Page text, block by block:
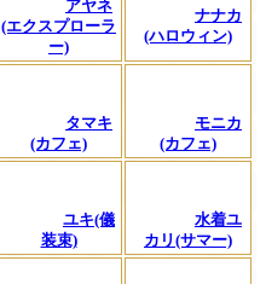
アヤネ
(エクスプローラ
ー)
ナナカ
(ハロウィン)
タマキ
(カフェ)
モニカ
(カフェ)
ユキ(儀
装束)
水着ユ
カリ(サマー)